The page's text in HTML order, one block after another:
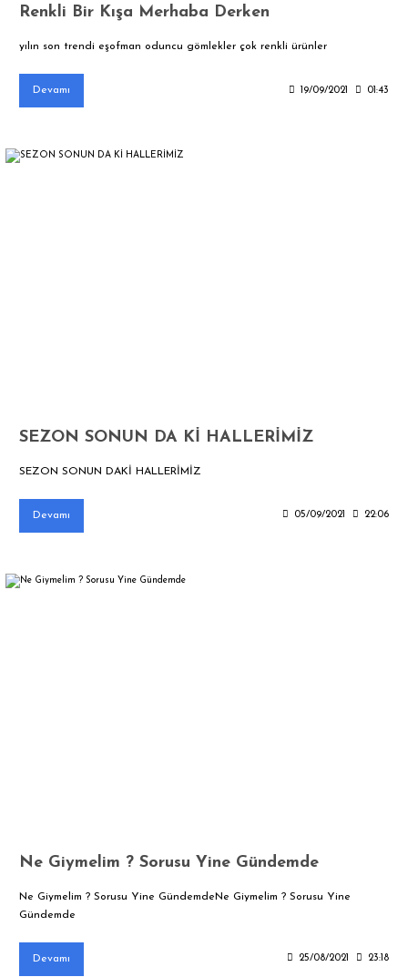
Renkli Bir Kışa Merhaba Derken
yılın son trendi eşofman oduncu gömlekler çok renkli ürünler
Devamı 19/09/2021 01:43
SEZON SONUN DA Kİ HALLERİMİZ
SEZON SONUN DAKİ HALLERİMİZ
Devamı 05/09/2021 22:06
Ne Giymelim ? Sorusu Yine Gündemde
Ne Giymelim ? Sorusu Yine GündemdeNe Giymelim ? Sorusu Yine
Gündemde
Devamı 25/08/2021 23:18